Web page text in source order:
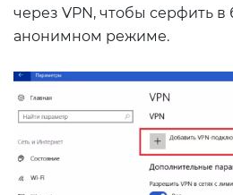
через VPN, чтобы серфить
анонимном режиме.